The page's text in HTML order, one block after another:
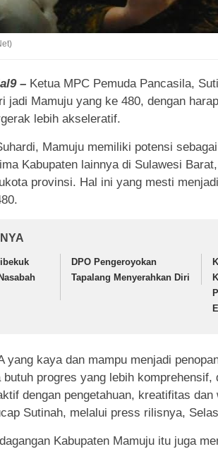
– Ketua MPC Pemuda Pancasila,
jadi Mamuju yang ke 480, dengan
lebih akseleratif.
Mamuju memiliki potensi
Kabupaten lainnya di Sulawesi
provinsi. Hal ini yang mesti
DPO Pengeroyokan
Tapalang Menyerahkan Diri
yang kaya dan mampu menjadi
progres yang lebih komprehensif,
dengan pengetahuan, kreatifitas dan
Sutinah, melalui press rilisnya,
Kabupaten Mamuju itu juga